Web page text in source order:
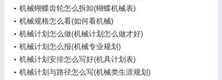
机械蝴蝶齿轮怎么拆卸(蝴蝶机械表)
机械规格怎么看(如何看机械)
机械计划怎么做(机械计划怎么做才好)
机械计划怎么报(机械专业规划)
机械计划安排怎么写好(机具计划表)
机械计划与路径怎么写(机械类生涯规划)